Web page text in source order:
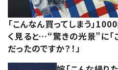
「こんなん買ってしまう」
く見ると…“驚きの光景”に「
だったのですか？！」